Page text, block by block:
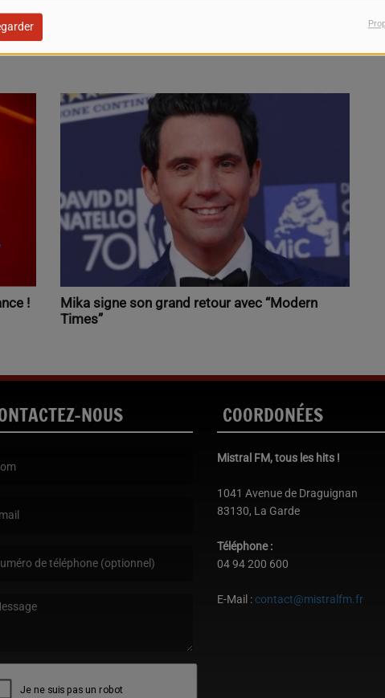
!
Mika signe son grand retour avec “Modern
Times”
NOUS COORDONÉES
Mistral FM, tous les hits !
1041 Avenue de Draguignan
83130, La Garde
Téléphone :
04 94 200 600
E-Mail :contact@mistralfm.fr